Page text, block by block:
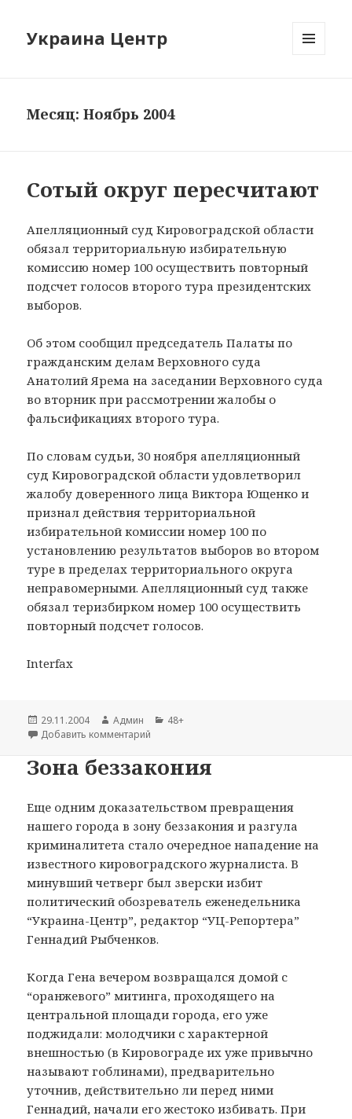
Украина Центр
Месяц: Ноябрь 2004
Сотый округ пересчитают
Апелляционный суд Кировоградской области
обязал территориальную избирательную
комиссию номер 100 осуществить повторный
подсчет голосов второго тура президентских
выборов.
Об этом сообщил председатель Палаты по
гражданским делам Верховного суда
Анатолий Ярема на заседании Верховного суда
во вторник при рассмотрении жалобы о
фальсификациях второго тура.
По словам судьи, 30 ноября апелляционный
суд Кировоградской области удовлетворил
жалобу доверенного лица Виктора Ющенко и
признал действия территориальной
избирательной комиссии номер 100 по
установлению результатов выборов во втором
туре в пределах территориального округа
неправомерными. Апелляционный суд также
обязал теризбирком номер 100 осуществить
повторный подсчет голосов.
Interfax
Опубликовано
29.11.2004 Автор
Админ Рубрики
48+
Добавить комментарий
Зона беззакония
Еще одним доказательством превращения
нашего города в зону беззакония и разгула
криминалитета стало очередное нападение на
известного кировоградского журналиста. В
минувший четверг был зверски избит
политический обозреватель еженедельника
“Украина-Центр”, редактор “УЦ-Репортера”
Геннадий Рыбченков.
Когда Гена вечером возвращался домой с
“оранжевого” митинга, проходящего на
центральной площади города, его уже
поджидали: молодчики с характерной
внешностью (в Кировограде их уже привычно
называют гоблинами), предварительно
уточнив, действительно ли перед ними
Геннадий, начали его жестоко избивать. При